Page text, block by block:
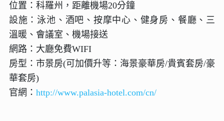
位置：科羅州，距離機場20分鐘
設施：泳池、酒吧、按摩中心、健身房、餐廳、三
溫暖、會議室、機場接送
網路：大廳免費WIFI
房型：市景房(可加價升等：海景豪華房/貴賓套房/豪
華套房)
官網： http://www.palasia-hotel.com/cn/